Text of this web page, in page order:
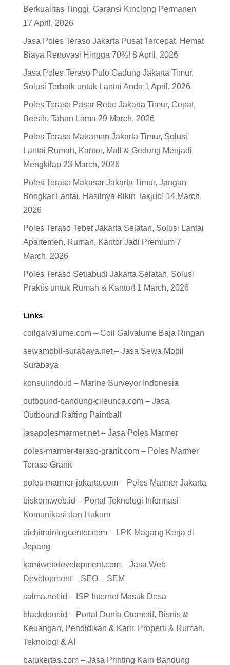
Berkualitas Tinggi, Garansi Kinclong Permanen
17 April, 2026
Jasa Poles Teraso Jakarta Pusat Tercepat, Hemat
Biaya Renovasi Hingga 70%! 8 April, 2026
Jasa Poles Teraso Pulo Gadung Jakarta Timur,
Solusi Terbaik untuk Lantai Anda 1 April, 2026
Poles Teraso Pasar Rebo Jakarta Timur, Cepat,
Bersih, Tahan Lama 29 March, 2026
Poles Teraso Matraman Jakarta Timur, Solusi
Lantai Rumah, Kantor, Mall & Gedung Menjadi
Mengkilap 23 March, 2026
Poles Teraso Makasar Jakarta Timur, Jangan
Bongkar Lantai, Hasilnya Bikin Takjub! 14 March,
2026
Poles Teraso Tebet Jakarta Selatan, Solusi Lantai
Apartemen, Rumah, Kantor Jadi Premium 7
March, 2026
Poles Teraso Setiabudi Jakarta Selatan, Solusi
Praktis untuk Rumah & Kantor! 1 March, 2026
Links
coilgalvalume.com – Coil Galvalume Baja Ringan
sewamobil-surabaya.net – Jasa Sewa Mobil
Surabaya
konsulindo.id – Marine Surveyor Indonesia
outbound-bandung-cileunca.com – Jasa
Outbound Rafting Paintball
jasapolesmarmer.net – Jasa Poles Marmer
poles-marmer-teraso-granit.com – Poles Marmer
Teraso Granit
poles-marmer-jakarta.com – Poles Marmer Jakarta
biskom.web.id – Portal Teknologi Informasi
Komunikasi dan Hukum
aichitrainingcenter.com – LPK Magang Kerja di
Jepang
kamiwebdevelopment.com – Jasa Web
Development – SEO – SEM
salma.net.id – ISP Internet Masuk Desa
blackdoor.id – Portal Dunia Otomotif, Bisnis &
Keuangan, Pendidikan & Karir, Properti & Rumah,
Teknologi & AI
bajukertas.com – Jasa Printing Kain Bandung